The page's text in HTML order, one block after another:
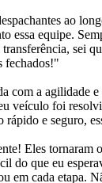
ao
essa equipe.
sei
fechados!"
com a agilidade
veículo foi
rápido e seguro,
Eles tornaram
do que eu
em cada etapa.